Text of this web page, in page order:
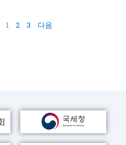
1 2 3 다음